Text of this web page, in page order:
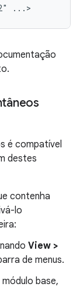
é compatível
destes
contenha
lo
View >
de menus.
base,